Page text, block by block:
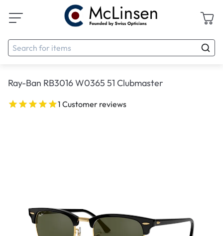
Ray-Ban RB3016 W0365 51 Clubmaster
1 Customer reviews